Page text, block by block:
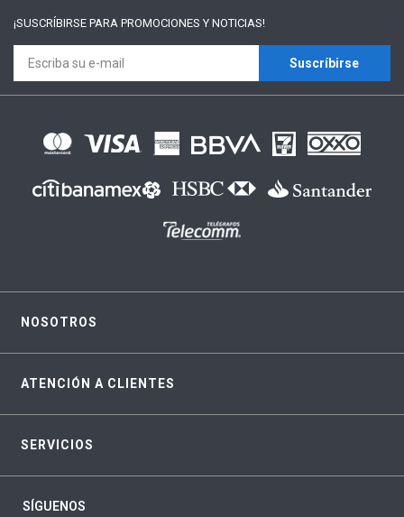
¡SUSCRÍBIRSE PARA PROMOCIONES Y NOTICIAS!
Suscríbirse
NOSOTROS
ATENCIÓN A CLIENTES
SERVICIOS
SÍGUENOS